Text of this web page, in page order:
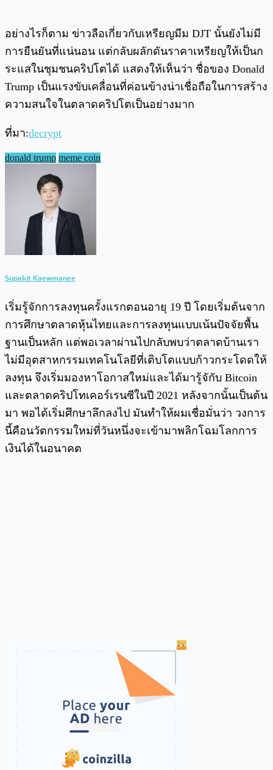
อย่างไรก็ตาม ข่าวลือเกี่ยวกับเหรียญมีม DJT นั้นยังไม่มี
การยืนยันที่แน่นอน แต่กลับผลักดันราคาเหรียญให้เป็นก
ระแสในชุมชนคริปโตได้ แสดงให้เห็นว่า ชื่อของ Donald
Trump เป็นแรงขับเคลื่อนที่ค่อนข้างน่าเชื่อถือในการสร้าง
ความสนใจในตลาดคริปโตเป็นอย่างมาก
ที่มา:decrypt
donald trump meme coin
Supakit Kaewmanee
เริ่มรู้จักการลงทุนครั้งแรกตอนอายุ 19 ปี โดยเริ่มต้นจาก
การศึกษาตลาดหุ้นไทยและการลงทุนแบบเน้นปัจจัยพื้น
ฐานเป็นหลัก แต่พอเวลาผ่านไปกลับพบว่าตลาดบ้านเรา
ไม่มีอุตสาหกรรมเทคโนโลยีที่เติบโตแบบก้าวกระโดดให้
ลงทุน จึงเริ่มมองหาโอกาสใหม่และได้มารู้จักับ Bitcoin
และตลาดคริปโทเคอร์เรนซีในปี 2021 หลังจากนั้นเป็นต้น
มา พอได้เริ่มศึกษาลึกลงไป มันทำให้ผมเชื่อมั่นว่า วงการ
นี้คือนวัตกรรมใหม่ที่วันหนึ่งจะเข้ามาพลิกโฉมโลกการ
เงินได้ในอนาคต